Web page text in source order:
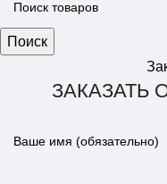
Поиск
ЗАКАЗАТЬ